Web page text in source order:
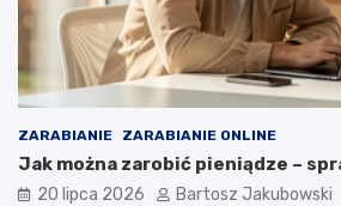
ZARABIANIE ZARABIANIE ONLINE
Jak można zarobić pieniądze –
20 lipca 2026 Bartosz Jakubowski